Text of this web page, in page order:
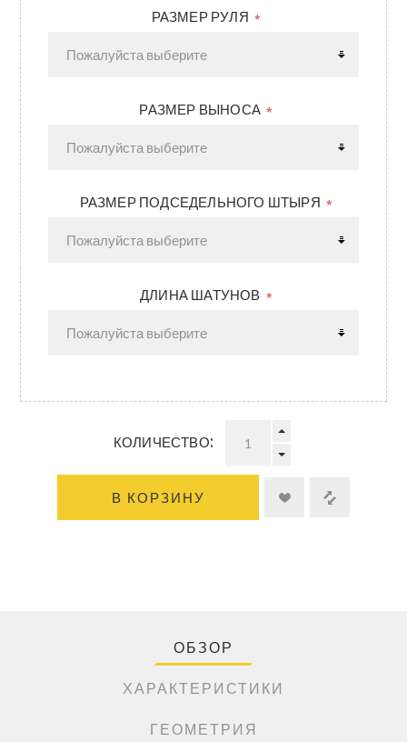
РАЗМЕР РУЛЯ *
РАЗМЕР ВЫНОСА *
РАЗМЕР ПОДСЕДЕЛЬНОГО ШТЫРЯ *
ДЛИНА ШАТУНОВ *
КОЛИЧЕСТВО:
В КОРЗИНУ
ОБЗОР
ХАРАКТЕРИСТИКИ
ГЕОМЕТРИЯ